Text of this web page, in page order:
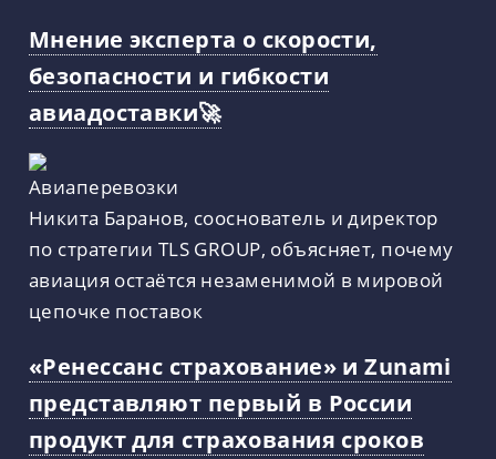
Мнение эксперта о скорости,
безопасности и гибкости
авиадоставки🚀
Никита Баранов, сооснователь и директор
по стратегии TLS GROUP, объясняет, почему
авиация остаётся незаменимой в мировой
цепочке поставок
«Ренессанс страхование» и Zunami
представляют первый в России
продукт для страхования сроков